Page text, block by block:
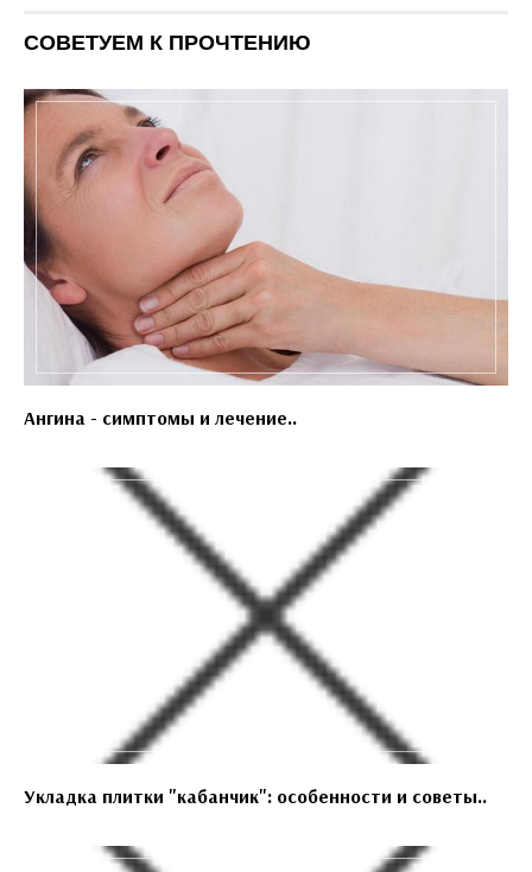
СОВЕТУЕМ К ПРОЧТЕНИЮ
Ангина - симптомы и лечение..
Укладка плитки "кабанчик": особенности и советы..